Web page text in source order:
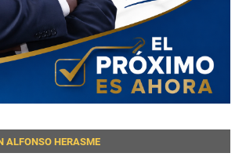
ALFONSO HERASME